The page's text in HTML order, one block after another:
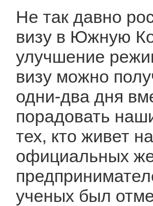
Не так давно
визу в Южную
улучшение
визу можно
одни-два дня
порадовать
тех, кто живет
официальных
ученых был